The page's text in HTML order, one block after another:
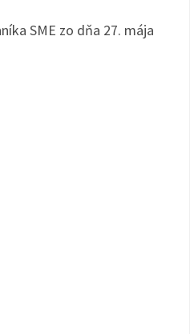
SME zo dňa 27. mája